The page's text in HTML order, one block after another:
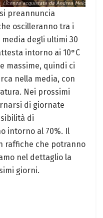
preannuncia
oscilleranno tra i
media degli ultimi 30
intorno ai 10°C
massime, quindi ci
nella media, con
Nei prossimi
di giornate
di
intorno al 70%. Il
raffiche che potranno
nel dettaglio la
giorni.